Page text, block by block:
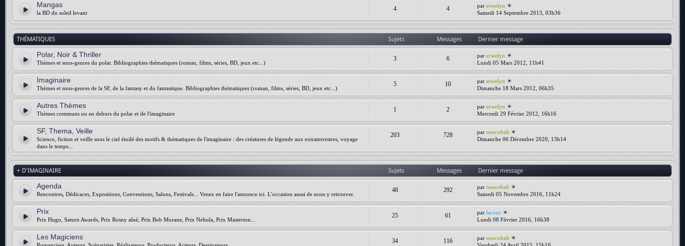
Mangas
la BD du soleil levant
4 4 parerwelyn
Samedi 14 Septembre 2013, 03h36
THÉMATIQUES Sujets Messages Dernier message
Polar, Noir & Thriller
Thèmes et sous-genres du polar. Bibliographies thématiques (roman, films, séries, BD, jeux etc...)
3 6 parerwelyn
Lundi 05 Mars 2012, 11h41
Imaginaire
Thèmes et sous-genres de la SF, de la fantasy et du fantastique. Bibliographies thématiques (roman, films, séries, BD, jeux etc...)
5 10 parerwelyn
Dimanche 18 Mars 2012, 06h35
Autres Thèmes
Thèmes communs ou en dehors du polar et de l'imaginaire
1 2 parerwelyn
Mercredi 29 Février 2012, 16h16
SF, Thema, Veille
Science, fiction et veille sous le ciel étoilé des motifs & thématiques de l'imaginaire : des créatures de légende aux extraterrestres, voyage
dans le temps...
203 728 parneocobalt
Dimanche 06 Décembre 2020, 13h14
+ D'IMAGINAIRE Sujets Messages Dernier message
Agenda
Rencontres, Dédicaces, Expositions, Conventions, Salons, Festivals... Venez en faire l'annonce ici. L'occasion aussi de nous y retrouver.
48 292 parneocobalt
Samedi 05 Novembre 2016, 11h24
Prix
Prix Hugo, Saturn Awards, Prix Rosny aîné, Prix Bob Morane, Prix Nebula, Prix Masterton...
25 61 parlacour
Lundi 08 Février 2016, 16h38
Les Magiciens 34 116 parneocobalt